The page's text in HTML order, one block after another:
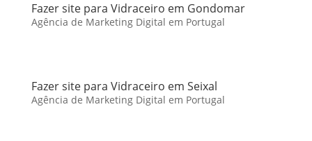
Fazer site para Vidraceiro em Gondomar
Agência de Marketing Digital em Portugal
Fazer site para Vidraceiro em Seixal
Agência de Marketing Digital em Portugal